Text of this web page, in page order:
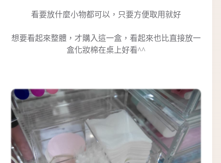
看要放什麼小物都可以，只要方便取用就好
想要看起來整體，才購入這一盒，看起來也比直接放一
盒化妝棉在桌上好看^^